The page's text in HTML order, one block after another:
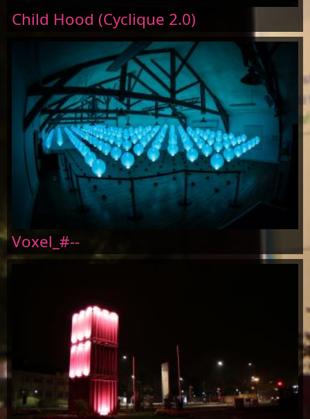
Child Hood (Cyclique 2.0)
Voxel_#--